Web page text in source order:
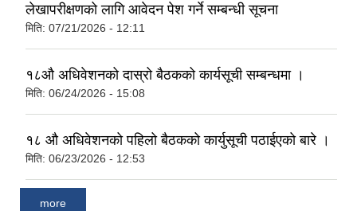
लेखापरीक्षणको लागि आवेदन पेश गर्ने सम्बन्धी सूचना
मिति: 07/21/2026 - 12:11
१८औ अधिवेशनको दास्रो बैठकको कार्यसूची सम्बन्धमा ।
मिति: 06/24/2026 - 15:08
१८ औ अधिवेशनको पहिलो बैठकको कार्युसूची पठाईएको बारे ।
मिति: 06/23/2026 - 12:53
more